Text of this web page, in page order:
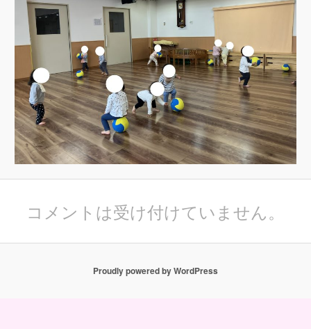
コメントは受け付けていません。
Proudly powered by WordPress